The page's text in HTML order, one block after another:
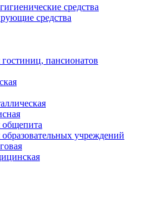
средства
средства
пансионатов
общепита
учреждений